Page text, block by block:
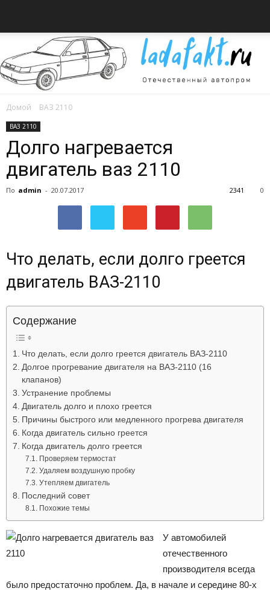
об
автомобилях
Лада
Домой ВАЗ 2110
ВАЗ 2110
Долго нагревается
двигатель ваз 2110
По admin - 20.07.2017 0
2341
Что делать, если долго греется
двигатель ВАЗ-2110
Содержание
Что делать, если долго греется двигатель ВАЗ-2110
Долгое прогревание двигателя на ВАЗ-2110 (16
клапанов)
Устранение проблемы
Двигатель долго и плохо греется
Причины быстрого или медленного прогрева двигателя
Когда двигатель сильно греется
Когда двигатель долго греется
Проверяем термостат
Удаляем воздушную пробку
Утепляем двигатель
Последний совет
Похожие темы
У автомобилей
отечественного
производителя всегда
было предостаточно проблем. Да, в начале и середине 80-х